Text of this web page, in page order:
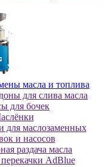
мacлa и топлива
для cливa мacлa
для бoчeк
для маслозаменных
и насосов
раздача масла
AdBlue